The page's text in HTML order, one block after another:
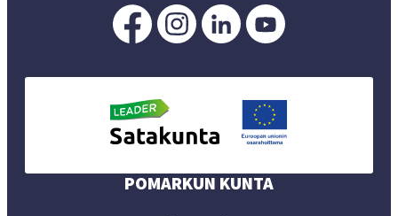
Pomarkku
Facebookissa
Pomarkku
Instagramissa
Pomarkku
LinkedInissä
POMARKUN KUNTA